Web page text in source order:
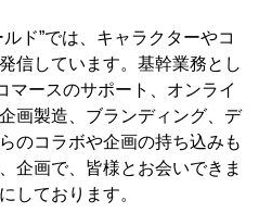
ド”では、キャラクターやコ
信しています。基幹業務とし
マースのサポート、オンライ
画製造、ブランディング、デ
のコラボや企画の持ち込みも
企画で、皆様とお会いできま
しております。